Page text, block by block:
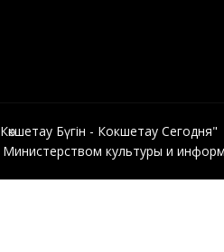
Бүгін - Кокшетау Сегодня"
культуры и